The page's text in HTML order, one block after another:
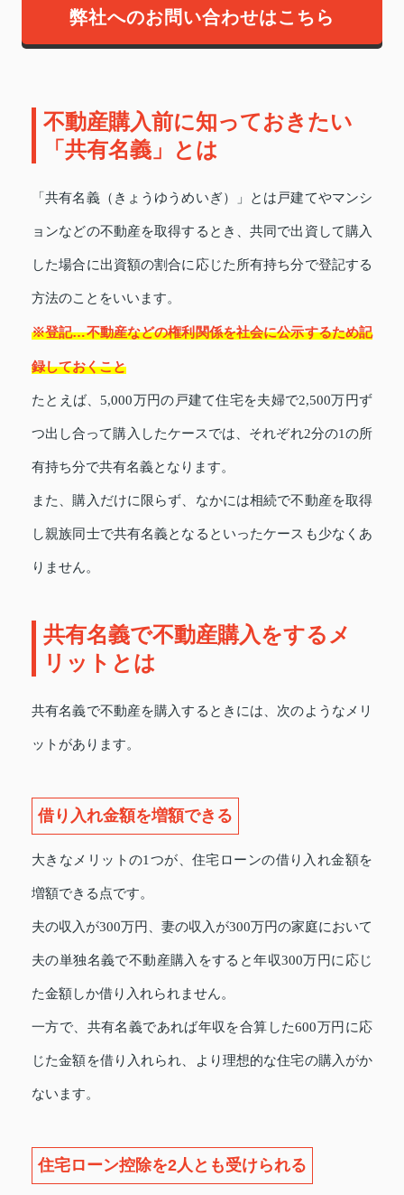
弊社へのお問い合わせはこちら
不動産購入前に知っておきたい
「共有名義」とは
「共有名義（きょうゆうめいぎ）」とは戸建てやマンシ
ョンなどの不動産を取得するとき、共同で出資して購入
した場合に出資額の割合に応じた所有持ち分で登記する
方法のことをいいます。
※登記…不動産などの権利関係を社会に公示するため記
録しておくこと
たとえば、5,000万円の戸建て住宅を夫婦で2,500万円ず
つ出し合って購入したケースでは、それぞれ2分の1の所
有持ち分で共有名義となります。
また、購入だけに限らず、なかには相続で不動産を取得
し親族同士で共有名義となるといったケースも少なくあ
りません。
共有名義で不動産購入をするメ
リットとは
共有名義で不動産を購入するときには、次のようなメリ
ットがあります。
借り入れ金額を増額できる
大きなメリットの1つが、住宅ローンの借り入れ金額を
増額できる点です。
夫の収入が300万円、妻の収入が300万円の家庭において
夫の単独名義で不動産購入をすると年収300万円に応じ
た金額しか借り入れられません。
一方で、共有名義であれば年収を合算した600万円に応
じた金額を借り入れられ、より理想的な住宅の購入がか
ないます。
住宅ローン控除を2人とも受けられる